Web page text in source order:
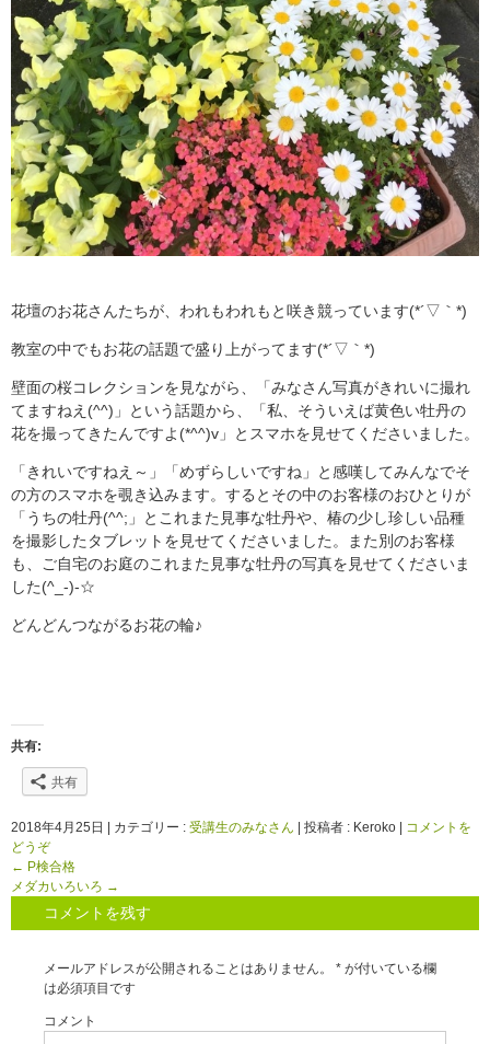
花壇のお花さんたちが、われもわれもと咲き競っています(*´▽｀*)
教室の中でもお花の話題で盛り上がってます(*´▽｀*)
壁面の桜コレクションを見ながら、「みなさん写真がきれいに撮れ
てますねえ(^^)」という話題から、「私、そういえば黄色い牡丹の
花を撮ってきたんですよ(*^^)v」とスマホを見せてくださいました。
「きれいですねえ～」「めずらしいですね」と感嘆してみんなでそ
の方のスマホを覗き込みます。するとその中のお客様のおひとりが
「うちの牡丹(^^;」とこれまた見事な牡丹や、椿の少し珍しい品種
を撮影したタブレットを見せてくださいました。また別のお客様
も、ご自宅のお庭のこれまた見事な牡丹の写真を見せてくださいま
した(^_-)-☆
どんどんつながるお花の輪♪
共有:
共有
2018年4月25日 カテゴリー : 受講生のみなさん 投稿者 : Keroko
コメントを
どうぞ
← P検合格
メダカいろいろ →
コメントを残す
メールアドレスが公開されることはありません。 * が付いている欄
は必須項目です
コメント